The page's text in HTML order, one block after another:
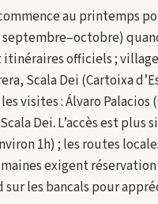
au printemps
itinéraires officiels ;
Scala Dei (Cartoixa
visites : Álvaro Palacios
Dei. L’accès est
1h) ; les routes
exigent
les bancals pour